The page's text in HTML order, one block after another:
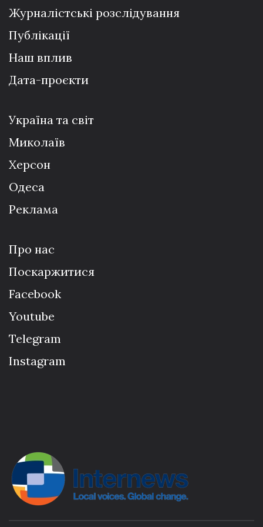
Журналістські розслідування
Публікації
Наш вплив
Дата-проєкти
Україна та світ
Миколаїв
Херсон
Одеса
Реклама
Про нас
Поскаржитися
Facebook
Youtube
Telegram
Instagram